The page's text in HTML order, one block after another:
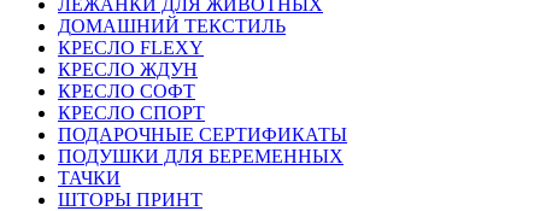
ЛЕЖАНКИ ДЛЯ ЖИВОТНЫХ
ДОМАШНИЙ ТЕКСТИЛЬ
КРЕСЛО FLEXY
КРЕСЛО ЖДУН
КРЕСЛО СОФТ
КРЕСЛО СПОРТ
ПОДАРОЧНЫЕ СЕРТИФИКАТЫ
ПОДУШКИ ДЛЯ БЕРЕМЕННЫХ
ТАЧКИ
ШТОРЫ ПРИНТ